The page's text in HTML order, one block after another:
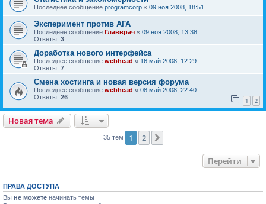
Последнее сообщение programcorp « 09 ноя 2008, 18:51
Эксперимент против АГА
Последнее сообщение Главврач « 09 ноя 2008, 13:38
Ответы: 3
Доработка нового интерфейса
Последнее сообщение webhead « 16 май 2008, 12:29
Ответы: 7
Смена хостинга и новая версия форума
Последнее сообщение webhead « 08 май 2008, 22:40
Ответы: 26 1 2
Новая тема
35 тем 1 2
Перейти
ПРАВА ДОСТУПА
Вы не можете начинать темы